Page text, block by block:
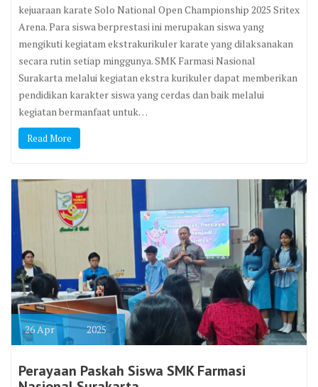
kejuaraan karate Solo National Open Championship 2025 Sritex
Arena. Para siswa berprestasi ini merupakan siswa yang
mengikuti kegiatam ekstrakurikuler karate yang dilaksanakan
secara rutin setiap minggunya. SMK Farmasi Nasional
Surakarta melalui kegiatan ekstra kurikuler dapat memberikan
pendidikan karakter siswa yang cerdas dan baik melalui
kegiatan bermanfaat untuk…
Read More
26Apr 2025
Perayaan Paskah Siswa SMK Farmasi